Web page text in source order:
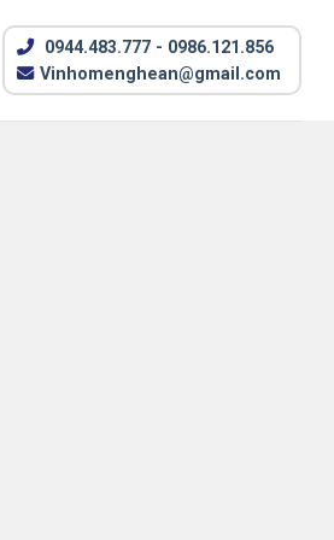
0944.483.777 - 0986.121.856
Vinhomenghean@gmail.com